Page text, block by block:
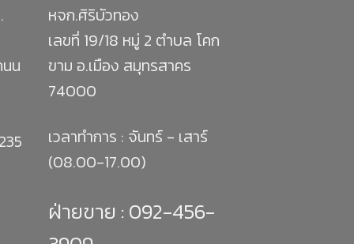
น
หจก.ศิริบัวทอง
เลขที่ 19/18 หมู่ 2 ตำบล โคก
ขาม อ.เมือง สมุทรสาคร
74000
เวลาทำการ : จันทร์ - เสาร์
(08.00-17.00)
ฝ่ายขาย : 092-456-